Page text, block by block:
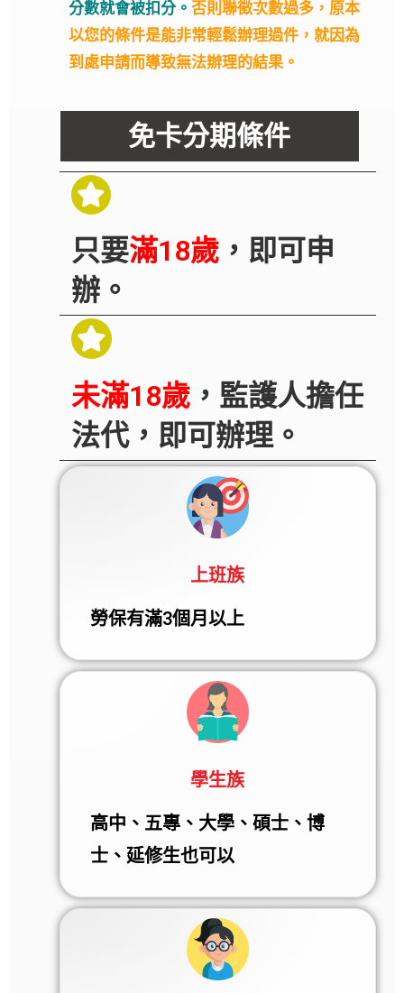
分數就會被扣分。 否則聯徵次數過多，原本
以您的條件是能非常輕鬆辦理過件，就因為
到處申請而導致無法辦理的結果。
免卡分期條件
只要滿18歲，即可申
辦。
未滿18歲，監護人擔任
法代，即可辦理。
上班族
勞保有滿3個月以上
學生族
高中、五專、大學、碩士、博
士、延修生也可以